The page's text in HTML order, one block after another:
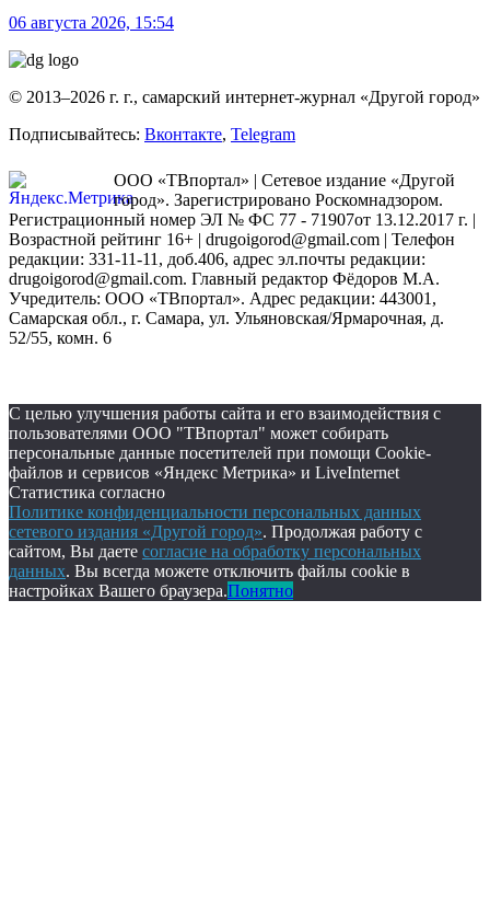
06 августа 2026, 15:54
© 2013–2026 г. г., самарский интернет-журнал «Другой город»
Подписывайтесь: Вконтакте, Telegram
ООО «ТВпортал» | Сетевое издание «Другой
город». Зарегистрировано Роскомнадзором.
Регистрационный номер ЭЛ № ФС 77 - 71907от 13.12.2017 г. |
Возрастной рейтинг 16+ | drugoigorod@gmail.com | Телефон
редакции: 331-11-11, доб.406, адрес эл.почты редакции:
drugoigorod@gmail.com. Главный редактор Фёдоров М.А.
Учредитель: ООО «ТВпортал». Адрес редакции: 443001,
Самарская обл., г. Самара, ул. Ульяновская/Ярмарочная, д.
52/55, комн. 6
С целью улучшения работы сайта и его взаимодействия с
пользователями ООО "ТВпортал" может собирать
персональные данные посетителей при помощи Cookie-
файлов и сервисов «Яндекс Метрика» и LiveInternet
Статистика согласно
Политике конфиденциальности персональных данных
сетевого издания «Другой город». Продолжая работу с
сайтом, Вы даете согласие на обработку персональных
данных. Вы всегда можете отключить файлы cookie в
настройках Вашего браузера.Понятно